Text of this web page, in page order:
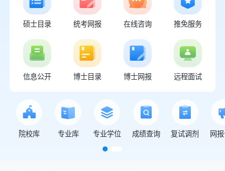
硕士目录 统考网报 在线咨询 推免服务
信息公开 博士目录 博士网报 远程面试
院校库 专业库 专业学位 成绩查询 复试调剂 网